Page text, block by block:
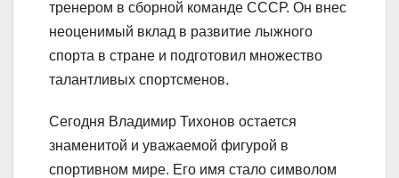
тренером в сборной команде СССР. Он внес
неоценимый вклад в развитие лыжного
спорта в стране и подготовил множество
талантливых спортсменов.
Сегодня Владимир Тихонов остается
знаменитой и уважаемой фигурой в
спортивном мире. Его имя стало символом